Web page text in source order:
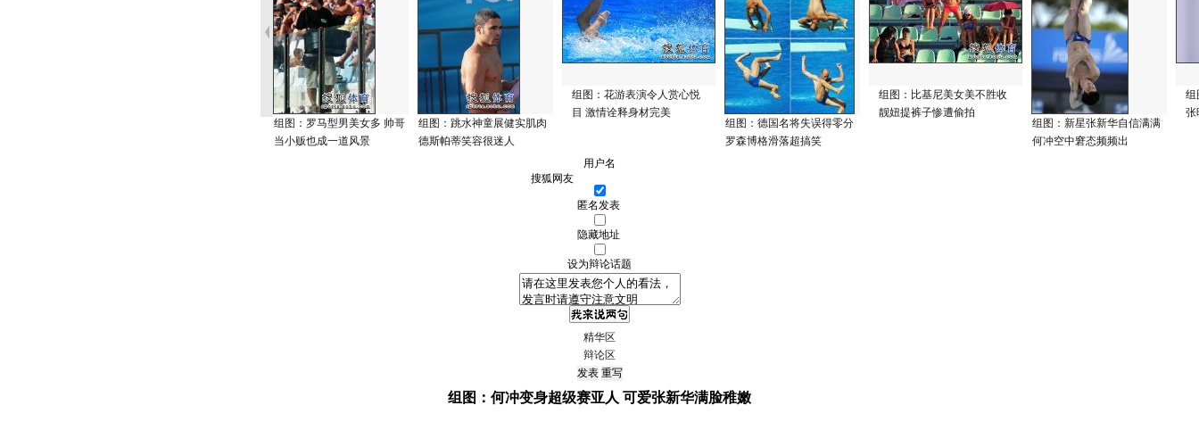
组图：罗马型男美女多 帅哥
当小贩也成一道风景
组图：跳水神童展健实肌肉
德斯帕蒂笑容很迷人
组图：花游表演令人赏心悦
目 激情诠释身材完美
组图：德国名将失误得零分
罗森博格滑落超搞笑
组图：比基尼美女美不胜收
靓妞提裤子惨遭偷拍
组图：新星张新华自信满满
何冲空中窘态频频出
组
张
用户名
匿名发表
隐藏地址
设为辩论话题
精华区
辩论区
组图：何冲变身超级赛亚人 可爱张新华满脸稚嫩